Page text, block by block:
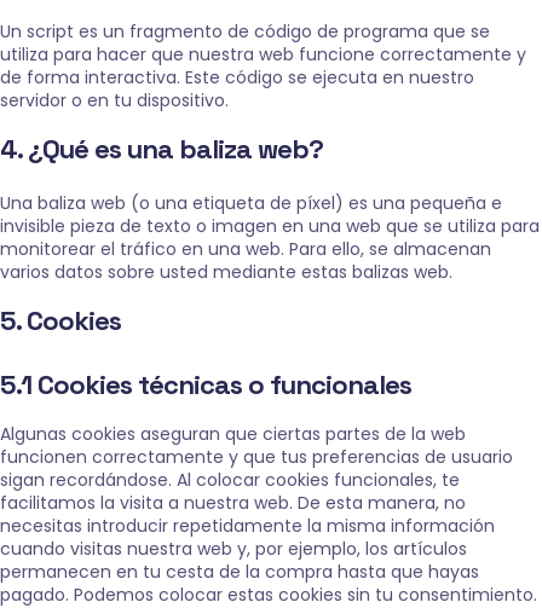
Un script es un fragmento de código de programa que se
utiliza para hacer que nuestra web funcione correctamente y
de forma interactiva. Este código se ejecuta en nuestro
servidor o en tu dispositivo.
4. ¿Qué es una baliza web?
Una baliza web (o una etiqueta de píxel) es una pequeña e
invisible pieza de texto o imagen en una web que se utiliza para
monitorear el tráfico en una web. Para ello, se almacenan
varios datos sobre usted mediante estas balizas web.
5. Cookies
5.1 Cookies técnicas o funcionales
Algunas cookies aseguran que ciertas partes de la web
funcionen correctamente y que tus preferencias de usuario
sigan recordándose. Al colocar cookies funcionales, te
facilitamos la visita a nuestra web. De esta manera, no
necesitas introducir repetidamente la misma información
cuando visitas nuestra web y, por ejemplo, los artículos
permanecen en tu cesta de la compra hasta que hayas
pagado. Podemos colocar estas cookies sin tu consentimiento.